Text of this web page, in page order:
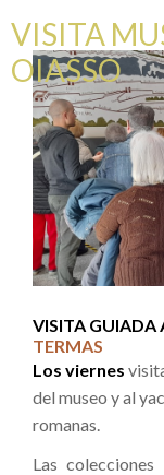
VISITA
OIASSO
VISITA GUIADA
TERMAS
Los viernes
del museo y al
romanas.
Las